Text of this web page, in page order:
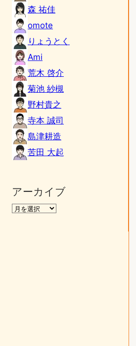
森 祐佳
omote
りょうとく
Ami
荒木 啓介
菊池 紗槻
野村貴之
寺本 誠司
島津耕造
苦田 大起
アーカイブ